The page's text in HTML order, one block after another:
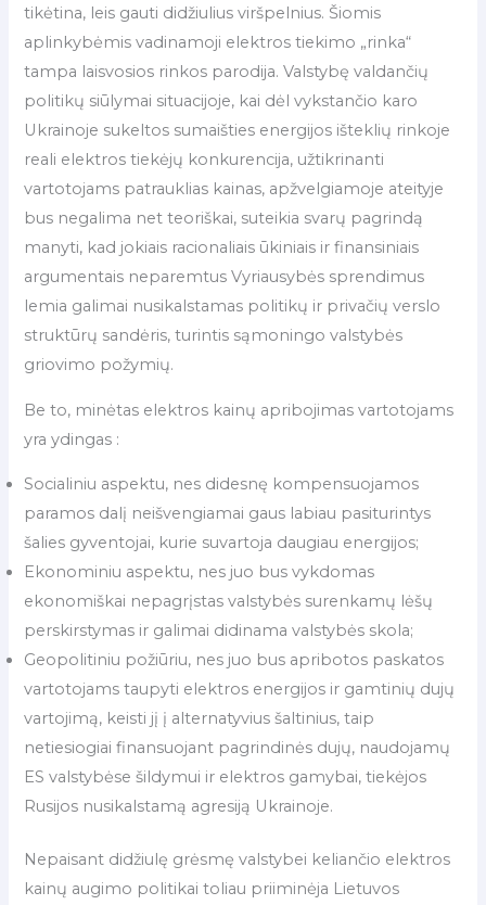
tikėtina, leis gauti didžiulius viršpelnius. Šiomis
aplinkybėmis vadinamoji elektros tiekimo „rinka“
tampa laisvosios rinkos parodija. Valstybę valdančių
politikų siūlymai situacijoje, kai dėl vykstančio karo
Ukrainoje sukeltos sumaišties energijos išteklių rinkoje
reali elektros tiekėjų konkurencija, užtikrinanti
vartotojams patrauklias kainas, apžvelgiamoje ateityje
bus negalima net teoriškai, suteikia svarų pagrindą
manyti, kad jokiais racionaliais ūkiniais ir finansiniais
argumentais neparemtus Vyriausybės sprendimus
lemia galimai nusikalstamas politikų ir privačių verslo
struktūrų sandėris, turintis sąmoningo valstybės
griovimo požymių.
Be to, minėtas elektros kainų apribojimas vartotojams
yra ydingas :
Socialiniu aspektu, nes didesnę kompensuojamos
paramos dalį neišvengiamai gaus labiau pasiturintys
šalies gyventojai, kurie suvartoja daugiau energijos;
Ekonominiu aspektu, nes juo bus vykdomas
ekonomiškai nepagrįstas valstybės surenkamų lėšų
perskirstymas ir galimai didinama valstybės skola;
Geopolitiniu požiūriu, nes juo bus apribotos paskatos
vartotojams taupyti elektros energijos ir gamtinių dujų
vartojimą, keisti jį į alternatyvius šaltinius, taip
netiesiogiai finansuojant pagrindinės dujų, naudojamų
ES valstybėse šildymui ir elektros gamybai, tiekėjos
Rusijos nusikalstamą agresiją Ukrainoje.
Nepaisant didžiulę grėsmę valstybei keliančio elektros
kainų augimo politikai toliau priiminėja Lietuvos